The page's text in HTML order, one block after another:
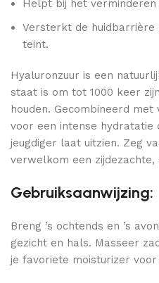
Helpt bij het
Versterkt de huidbarrière
teint.
Hyaluronzuur is een
staat is om tot 1000 keer
houden. Gecombineerd
voor een intense hydratatie
jeugdiger laat uitzien. Zeg
verwelkom een zijdezachte,
Gebruiksaanwijzing:
Breng ’s ochtends en ’s
gezicht en hals. Masseer
je favoriete moisturizer